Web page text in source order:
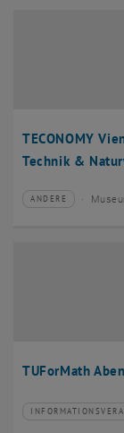
TECONOMY
Technik &
Veranstaltungstyp:
ANDERE
Veranstaltungsort:
TUForMath
Veranstaltungstyp:
Veranstaltungsort: